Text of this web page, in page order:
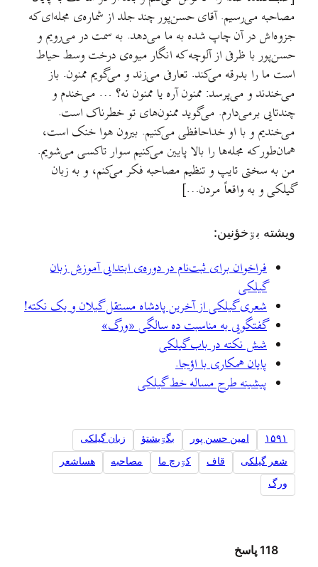
مصاحبه می‌رسیم. آقای حسن‌پور چند جلد از شماره‌ی مجله‌ای که
جزوه‌اش در آن چاپ شده به ما می‌دهد. به سمت در می‌رویم و
حسن‌پور با ظرفی از آلوچه که انگار میوه‌ی درخت وسط حیاط
است ما را بدرقه می‌کند. تعارفی می‌زند و می‌گویم ممنون. باز
می‌خندند و می‌پرسد: ممنون آره یا ممنون نه؟ … می‌خندم و
چندتایی برمی‌دارم. می‌گوید ممنون‌های تو خطرناک است.
می‌خندیم و با او خداحافظی می‌کنیم. بیرون هوا خنک است،
همان‌طور که مجله‌ها را بالا پایین می‌کنیم سوار تاکسی می‌شویم.
من به سختی تایپ و تنظیم مصاحبه فکر می‌کنم، و به زبان
گیلکی و به واقعاً مردن…]
ويشته بۊخؤنين:
فراخوان برای ثبت‌نام در دوره‌ی ابتدایی آموزش زبان
گیلکی
شعری گیلکی از آخرین پادشاه مستقل گیلان و یک نکته!
گفتگویی به مناسبت ده سالگی «ورگ»
شش نکته در باب گیلکی
پایان همکاری با اؤجا.
پیشینه طرح مساله خط گیلکی
۱۵۹۱ امین حسن پور بگۊبشتؤ زبان گیلکی
شعر گیلکی قاف کۊرچ ما مصاحبه هساشعر
ورگ
118 پاسخ